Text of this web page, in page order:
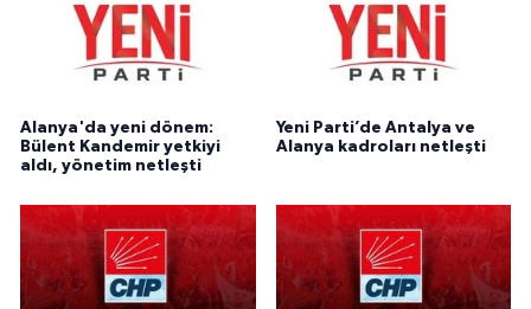
Alanya'da yeni dönem:
Bülent Kandemir yetkiyi
aldı, yönetim netleşti
Yeni Parti’de Antalya ve
Alanya kadroları netleşti